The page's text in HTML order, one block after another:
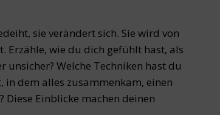
sie verändert sich. Sie wird von
Erzähle, wie du dich gefühlt hast, als
Welche Techniken hast du
in dem alles zusammenkam, einen
Diese Einblicke machen deinen